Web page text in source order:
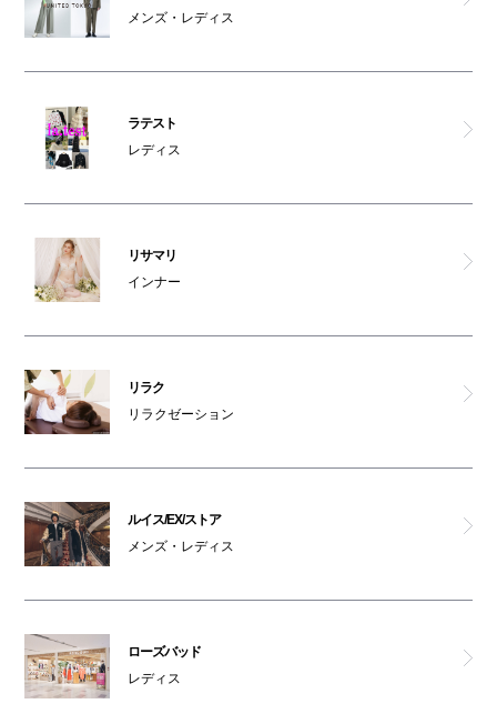
メンズ・レディス
ラテスト
レディス
リサマリ
インナー
リラク
リラクゼーション
ルイス/EX/ストア
メンズ・レディス
ローズバッド
レディス